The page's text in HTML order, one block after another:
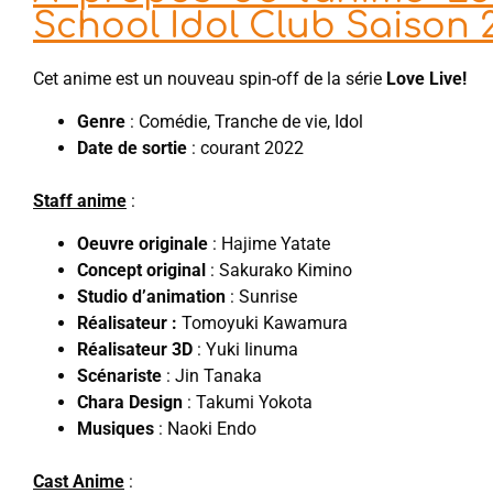
School Idol Club Saison
Cet anime est un nouveau spin-off de la série Love Live!
Genre : Comédie, Tranche de vie, Idol
Date de sortie : courant 2022
Staff anime :
Oeuvre originale : Hajime Yatate
Concept original : Sakurako Kimino
Studio d’animation : Sunrise
Réalisateur : Tomoyuki Kawamura
Réalisateur 3D : Yuki Iinuma
Scénariste : Jin Tanaka
Chara Design : Takumi Yokota
Musiques : Naoki Endo
Cast Anime :